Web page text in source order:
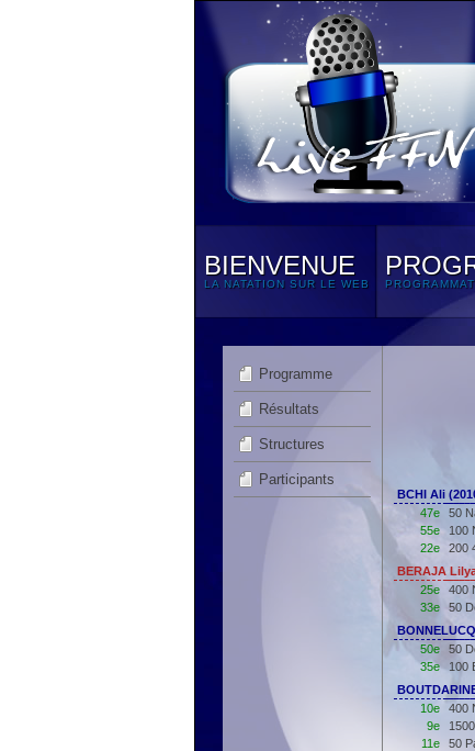
BIENVENUE
LA NATATION SUR LE WEB
Programme
Résultats
Structures
Participants
BCHI Ali
47e
50
55e 100
22e 200
BERAJA
25e
400
33e 50
50e
50
35e 100
10e
400
9e
11e 50